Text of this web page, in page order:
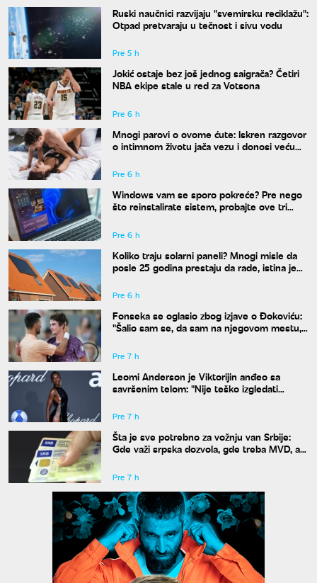
Ruski naučnici razvijaju "svemirsku reciklažu":
Otpad pretvaraju u tečnost i sivu vodu
Pre 5 h
Jokić ostaje bez još jednog saigrača? Četiri
NBA ekipe stale u red za Votsona
Pre 6 h
Mnogi parovi o ovome ćute: Iskren razgovor
o intimnom životu jača vezu i donosi veću
Pre 6 h
Windows vam se sporo pokreće? Pre nego
što reinstalirate sistem, probajte ove tri
Pre 6 h
Koliko traju solarni paneli? Mnogi misle da
posle 25 godina prestaju da rade, istina je
Pre 6 h
Fonseka se oglasio zbog izjave o Đokoviću:
"Šalio sam se, da sam na njegovom mestu,
Pre 7 h
Leomi Anderson je Viktorijin anđeo sa
savršenim telom: "Nije teško izgledati
Pre 7 h
Šta je sve potrebno za vožnju van Srbije:
Gde važi srpska dozvola, gde treba MVD, a
Pre 7 h